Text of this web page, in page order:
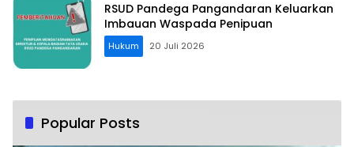
RSUD Pandega Pangandaran Keluarkan
Imbauan Waspada Penipuan
Hukum 20 Juli 2026
Popular Posts